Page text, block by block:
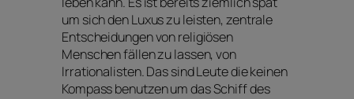
um sich den Luxus zu leisten, zentrale
Entscheidungen von religiösen
Menschen fällen zu lassen, von
Irrationalisten. Das sind Leute die keinen
Kompass benutzen um das Schiff des